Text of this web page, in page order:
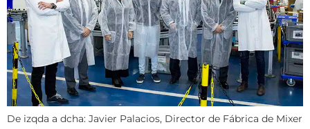
De izqda a dcha: Javier Palacios, Director de Fábrica de Mixer